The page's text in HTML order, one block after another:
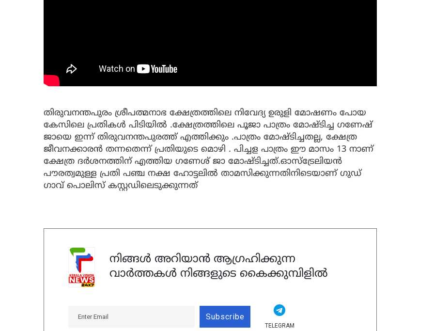
തിരുവനന്തപുരം ശ്രീപത്മനാഭ ക്ഷേത്രത്തിലെ നിവേദ്യ ഉരുളി മോഷണം പോയ
കേസിലെ പ്രതികള്‍ പിടിയില്‍ .ക്ഷേത്രത്തിലെ പൂജാ പാത്രം മോഷ്ടിച്ച ഗണേഷ്
ജായെ ഇന്ന് തിരുവനന്തപുരത്ത് എത്തിക്കും .പാത്രം മോഷ്ടിച്ചതല്ല, ക്ഷേത്ര
ജീവനക്കാരൻ തന്നതെന്ന്‌ പ്രതിയുടെ മൊഴി . പിച്ചള പാത്രം ഈ മാസം 13 നാണ്
ക്ഷേത്ര ദർശനത്തിന് എത്തിയ ഗണേശ് ജാ മോഷ്ടിച്ചത്.ഓസ്ട്രേലിയൻ
പൗരത്വമുള്ള പ്രതി പഞ്ച നക്ഷ ഹോട്ടലിൽ താമസിക്കുന്നതിനിടെയാണ് ഗുഡ്
ഗാവ് പൊലിസ് കസ്റ്റഡിലെടുക്കുന്നത്
നിങ്ങൾ അറിയാൻ ആഗ്രഹിക്കുന്ന
വാർത്തകൾ നിങ്ങളുടെ കൈക്കുമ്പിളിൽ
Subscribe
TELEGRAM